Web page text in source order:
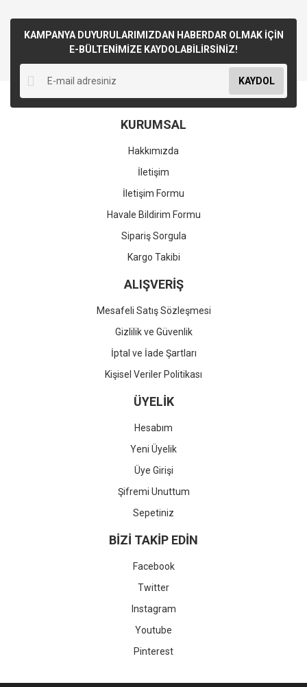
KAMPANYA DUYURULARIMIZDAN HABERDAR OLMAK İÇİN
E-BÜLTENİMİZE KAYDOLABİLİRSİNİZ!
KAYDOL
KURUMSAL
Hakkımızda
İletişim
İletişim Formu
Havale Bildirim Formu
Sipariş Sorgula
Kargo Takibi
ALIŞVERİŞ
Mesafeli Satış Sözleşmesi
Gizlilik ve Güvenlik
İptal ve İade Şartları
Kişisel Veriler Politikası
ÜYELİK
Hesabım
Yeni Üyelik
Üye Girişi
Şifremi Unuttum
Sepetiniz
BİZİ TAKİP EDİN
Facebook
Twitter
Instagram
Youtube
Pinterest